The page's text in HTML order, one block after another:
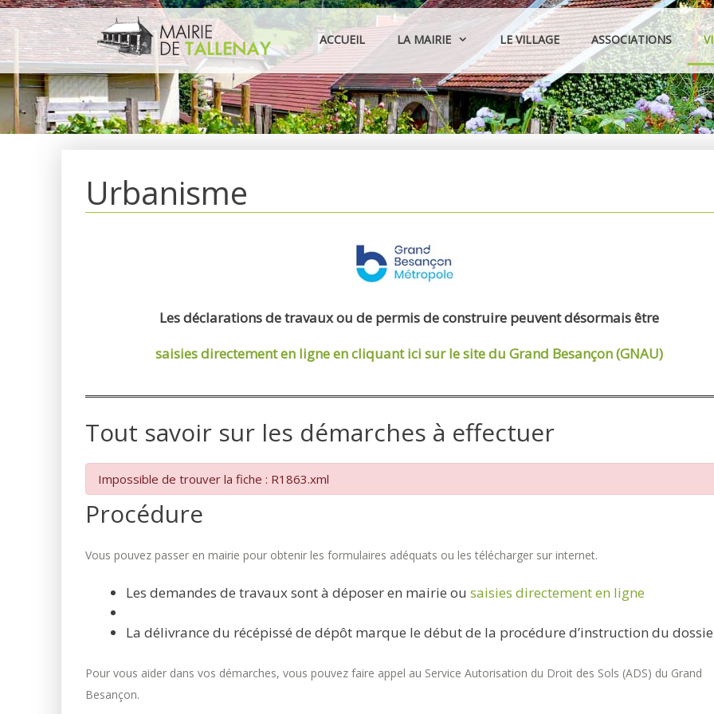
Aller
au
contenu
ACCUEIL LA MAIRIE LE VILLAGE ASSOCIATIONS
Urbanisme
Les déclarations de travaux ou de permis de construire peuvent désormais être
saisies directement en ligneen cliquant ici sur le site du Grand Besançon (GNAU)
Tout savoir sur les démarches à effectuer
Impossible de trouver la fiche : R1863.xml
Procédure
Vous pouvez passer en mairie pour obtenir les formulaires adéquats ou les télécharger sur internet.
Les demandes de travaux sont à déposer en mairie ou saisies directement en ligne
La délivrance du récépissé de dépôt marque le début de la procédure d’instruction du
Pour vous aider dans vos démarches, vous pouvez faire appel au Service Autorisation du Droit des Sols (ADS) du Grand
Besançon.